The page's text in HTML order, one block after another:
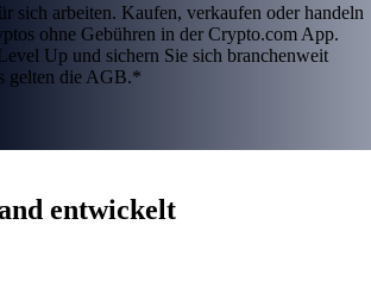
sich arbeiten. Kaufen, verkaufen oder handeln
ohne Gebühren in der Crypto.com App.
Up und sichern Sie sich branchenweit
gelten die AGB.*
entwickelt